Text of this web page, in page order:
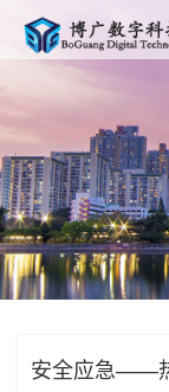
安全应急——